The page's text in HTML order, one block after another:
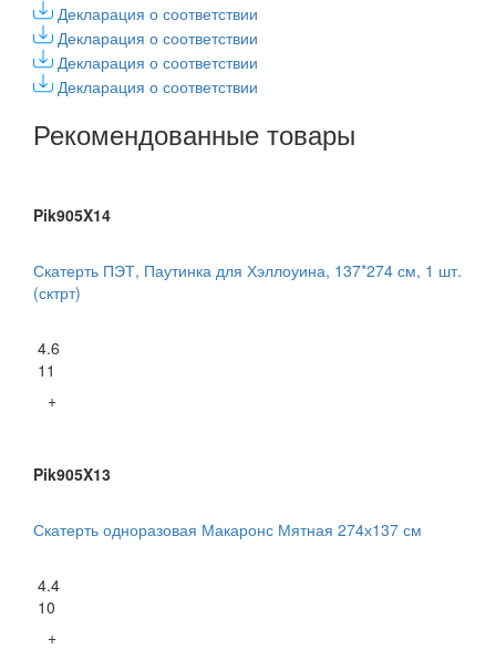
Декларация о соответствии
Декларация о соответствии
Декларация о соответствии
Декларация о соответствии
Рекомендованные товары
Pik905X14
Скатерть ПЭТ, Паутинка для Хэллоуина, 137*274 см, 1 шт.
(сктрт)
4.6
11
+
Pik905X13
Скатерть одноразовая Макаронс Мятная 274х137 см
4.4
10
+